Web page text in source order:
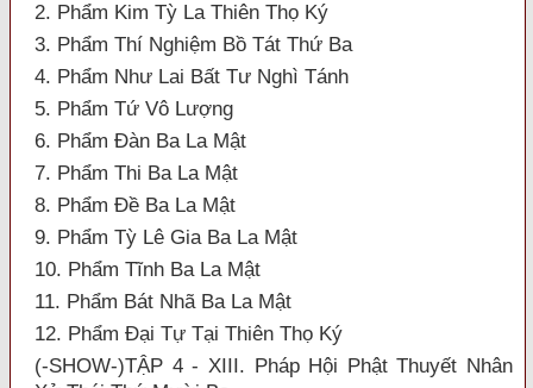
2. Phẩm Kim Tỳ La Thiên Thọ Ký
3. Phẩm Thí Nghiệm Bồ Tát Thứ Ba
4. Phẩm Như Lai Bất Tư Nghì Tánh
5. Phẩm Tứ Vô Lượng
6. Phẩm Đàn Ba La Mật
7. Phẩm Thi Ba La Mật
8. Phẩm Đề Ba La Mật
9. Phẩm Tỳ Lê Gia Ba La Mật
10. Phẩm Tĩnh Ba La Mật
11. Phẩm Bát Nhã Ba La Mật
12. Phẩm Đại Tự Tại Thiên Thọ Ký
(-SHOW-)TẬP 4 - XIII. Pháp Hội Phật Thuyết Nhân